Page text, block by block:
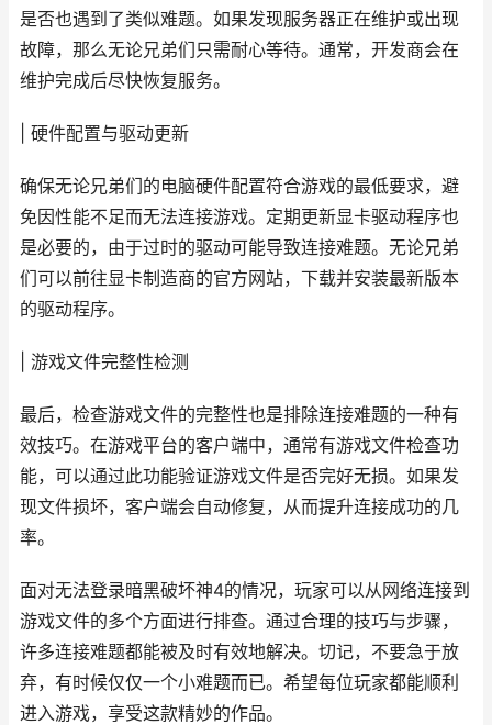
是否也遇到了类似难题。如果发现服务器正在维护或出现
故障，那么无论兄弟们只需耐心等待。通常，开发商会在
维护完成后尽快恢复服务。
| 硬件配置与驱动更新
确保无论兄弟们的电脑硬件配置符合游戏的最低要求，避
免因性能不足而无法连接游戏。定期更新显卡驱动程序也
是必要的，由于过时的驱动可能导致连接难题。无论兄弟
们可以前往显卡制造商的官方网站，下载并安装最新版本
的驱动程序。
| 游戏文件完整性检测
最后，检查游戏文件的完整性也是排除连接难题的一种有
效技巧。在游戏平台的客户端中，通常有游戏文件检查功
能，可以通过此功能验证游戏文件是否完好无损。如果发
现文件损坏，客户端会自动修复，从而提升连接成功的几
率。
面对无法登录暗黑破坏神4的情况，玩家可以从网络连接到
游戏文件的多个方面进行排查。通过合理的技巧与步骤，
许多连接难题都能被及时有效地解决。切记，不要急于放
弃，有时候仅仅一个小难题而已。希望每位玩家都能顺利
进入游戏，享受这款精妙的作品。